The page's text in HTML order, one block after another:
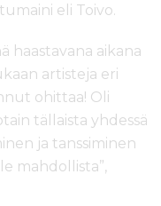
eli Toivo.
haastavana aikana
artisteja eri
ohittaa! Oli
tällaista yhdessä
ja tanssiminen
mahdollista”,